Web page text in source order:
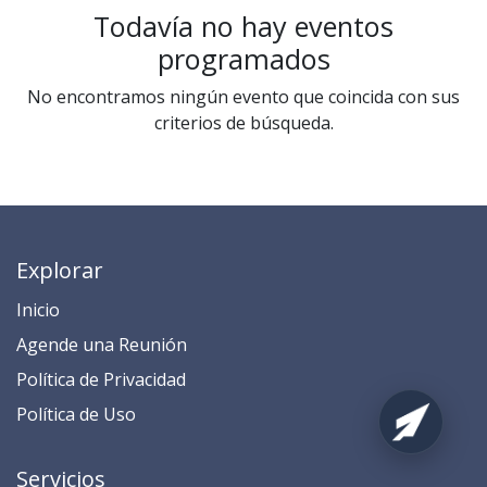
Todavía no hay eventos
programados
No encontramos ningún evento que coincida con sus
criterios de búsqueda.
Explorar
Inicio
​​​​​​​​​​​​​​​​​​​​​​​​​​​​A​gend​e ​u​na​ Reunión​
​​​​​​P​o​l​ítica de Privacidad
​​​​​​​​​​​P​o​l​í​t​ic​a​ d​e ​U​so​
Servicios